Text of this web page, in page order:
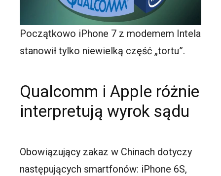
Początkowo iPhone 7 z modemem Intela
stanowił tylko niewielką część „tortu”.
Qualcomm i Apple różnie
interpretują wyrok sądu
Obowiązujący zakaz w Chinach dotyczy
następujących smartfonów: iPhone 6S,